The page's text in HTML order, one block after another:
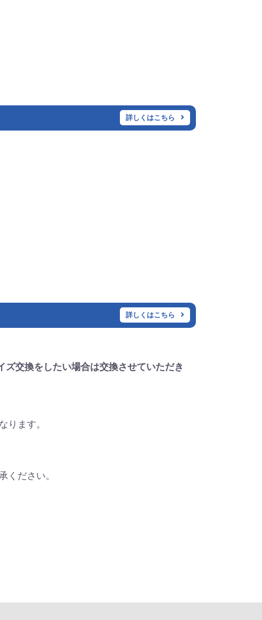
詳しくはこちら
詳しくはこちら
交換をしたい場合は交換させていただき
ります。
ください。